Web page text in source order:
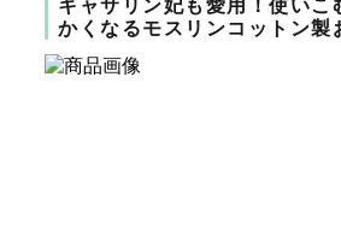
キャサリン妃も愛用！使いこ
かくなるモスリンコットン製